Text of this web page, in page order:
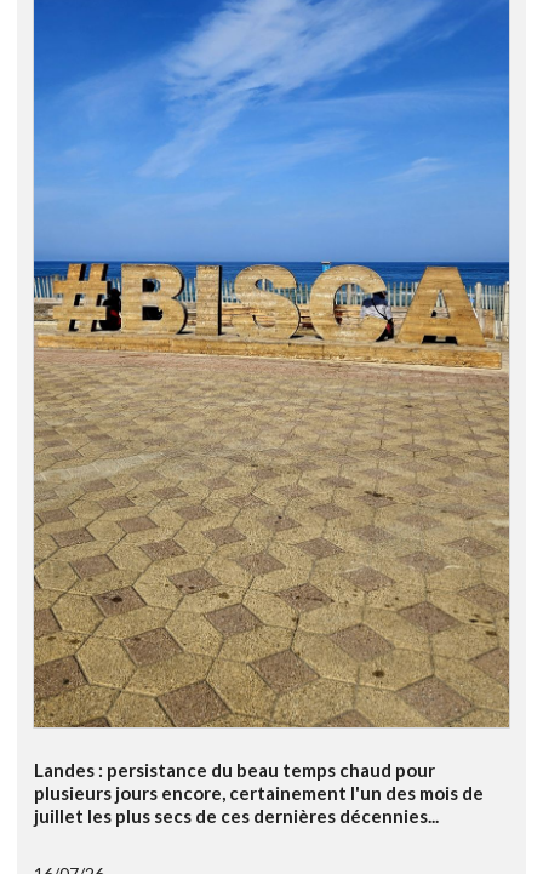
Landes : persistance du beau temps chaud pour
plusieurs jours encore, certainement l'un des mois de
juillet les plus secs de ces dernières décennies...